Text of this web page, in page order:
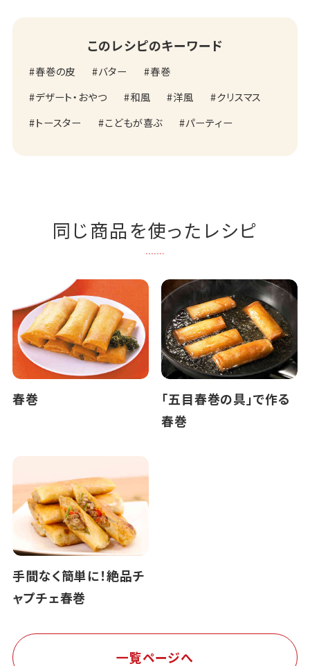
このレシピのキーワード
春巻の皮 バター
春巻
デザート・おやつ
和風 洋風
クリスマス
トースター
こどもが喜ぶ パーティー
同じ商品を使ったレシピ
春巻
「五目春巻の具」で作る
春巻
手間なく簡単に！絶品チ
ャプチェ春巻
一覧ページへ